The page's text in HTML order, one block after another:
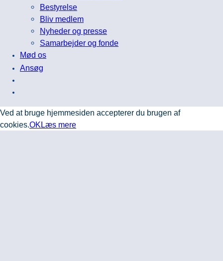
Bestyrelse
Bliv medlem
Nyheder og presse
Samarbejder og fonde
Mød os
Ansøg
Ved at bruge hjemmesiden accepterer du brugen af
cookies.OKLæs mere